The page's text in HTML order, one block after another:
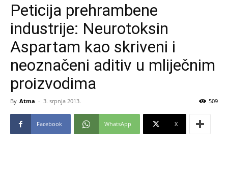
Peticija prehrambene
industrije: Neurotoksin
Aspartam kao skriveni i
neoznačeni aditiv u mliječnim
proizvodima
By Atma - 3. srpnja 2013. 509
Facebook WhatsApp X